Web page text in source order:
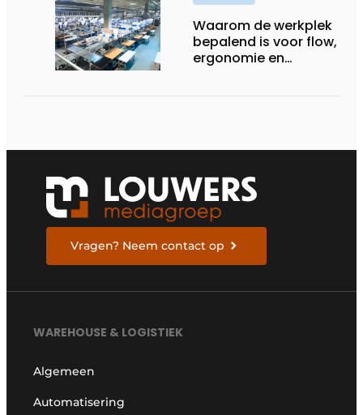
Waarom de werkplek
bepalend is voor flow,
ergonomie en
Vragen? Neem contact op
WAREHOUSE & LOGISTIEK
Algemeen
Automatisering